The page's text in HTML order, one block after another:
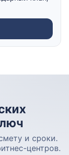
и сроки.
центров.